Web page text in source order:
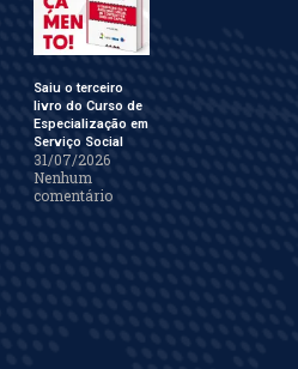
Saiu o terceiro
livro do Curso de
Especialização em
Serviço Social
31/07/2026
Nenhum
comentário